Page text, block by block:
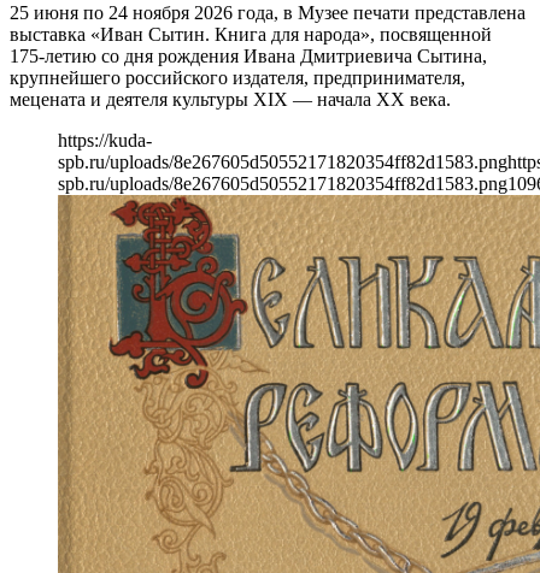
25 июня по 24 ноября 2026 года, в Музее печати представлена
выставка «Иван Сытин. Книга для народа», посвященной
175-летию со дня рождения Ивана Дмитриевича Сытина,
крупнейшего российского издателя, предпринимателя,
мецената и деятеля культуры XIX — начала ХХ века.
https://kuda-
spb.ru/uploads/8e267605d50552171820354ff82d1583.png
spb.ru/uploads/8e267605d50552171820354ff82d1583.png